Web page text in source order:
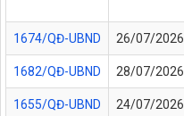
1674/QĐ-UBND 26/07/2026
1682/QĐ-UBND 28/07/2026
1655/QĐ-UBND 24/07/2026